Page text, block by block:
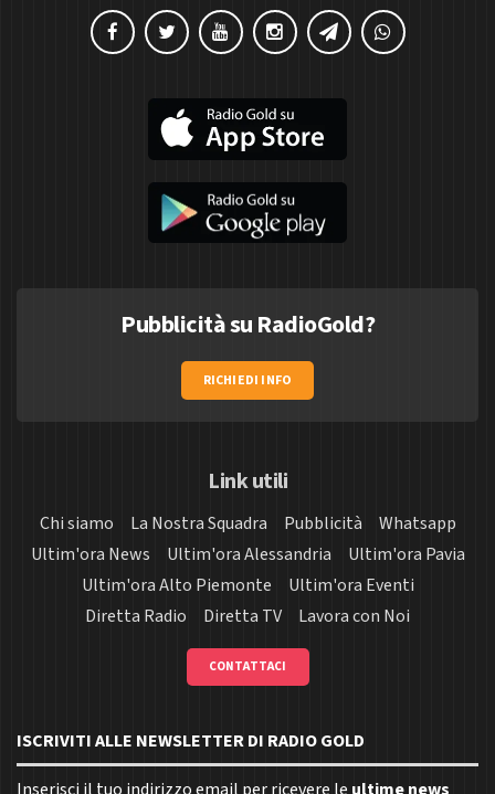
Pubblicità su RadioGold?
RICHIEDI INFO
Link utili
Chi siamo La Nostra Squadra Pubblicità
Whatsapp
Ultim'ora News
Ultim'ora Alessandria
Ultim'ora Pavia
Ultim'ora Alto Piemonte
Ultim'ora Eventi
Diretta Radio
Diretta TV Lavora con Noi
CONTATTACI
ISCRIVITI ALLE NEWSLETTER DI RADIO GOLD